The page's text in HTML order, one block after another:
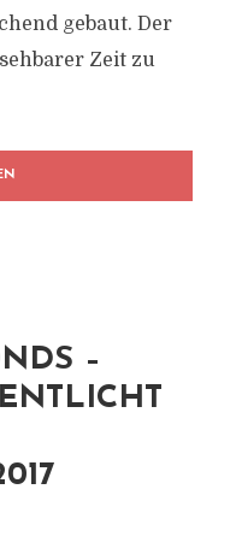
gebaut. Der
Zeit zu
–